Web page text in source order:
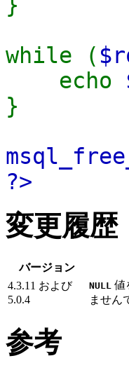
while (
echo
}
?>
変更履歴
バージョン
4.3.11 および
5.0.4
NULL 値
ません
参考